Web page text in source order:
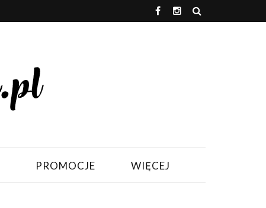
PROMOCJE WIĘCEJ